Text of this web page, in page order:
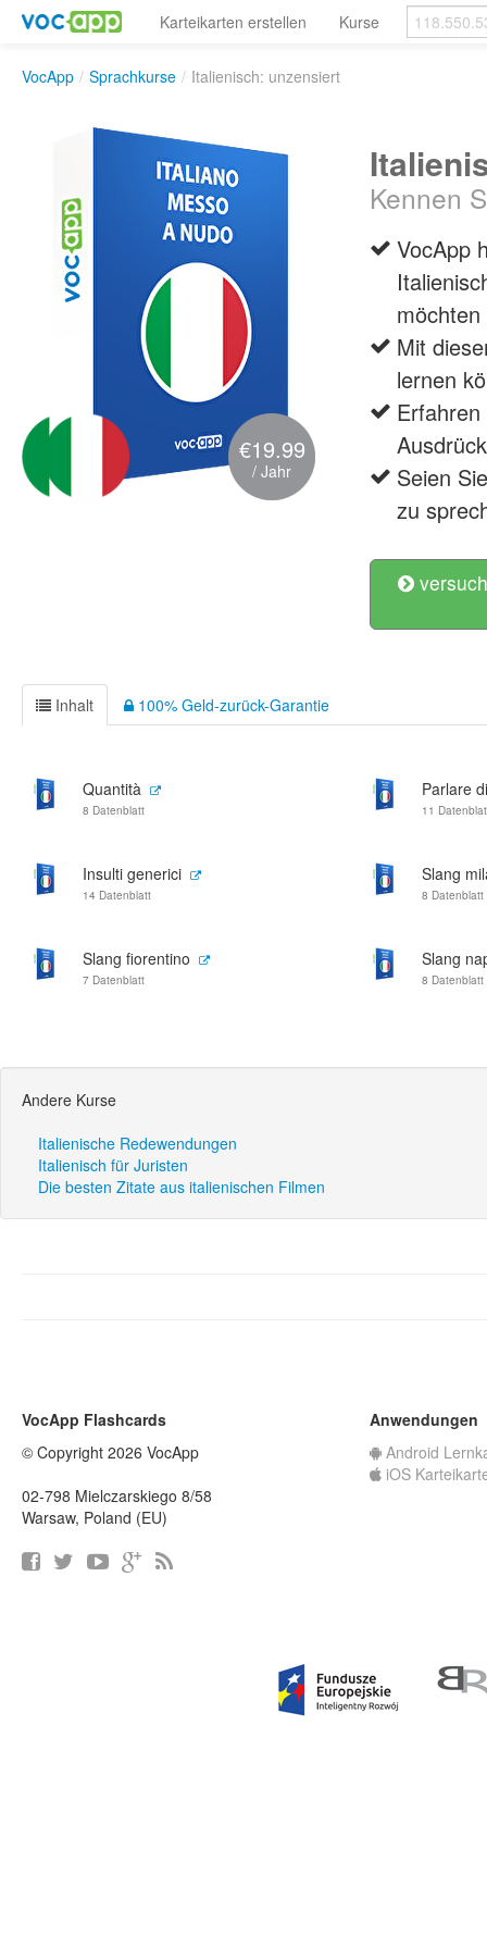
Karteikarten erstellen Kurse
VocApp / Sprachkurse / Italienisch: unzensiert
€19.99
/ Jahr
Kennen
VocApp
möchten
Mit
lernen
Seien
zu
Inhalt 100% Geld-zurück-Garantie
Quantità
8 Datenblatt
Parlare
11
Insulti generici
14 Datenblatt
Slang
8 Datenblatt
Slang fiorentino
7 Datenblatt
Slang
8 Datenblatt
Andere Kurse
Italienische Redewendungen
Italienisch für Juristen
Die besten Zitate aus italienischen Filmen
VocApp Flashcards
© Copyright 2026 VocApp
02-798 Mielczarskiego 8/58
Warsaw, Poland (EU)
Anwendungen
Android
iOS